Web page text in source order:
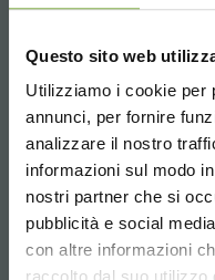
Questo sito web
Utilizziamo i cookie per
annunci, per fornire
analizzare il nostro
informazioni sul modo
nostri partner che si
pubblicità e social
con altre informazioni
Choose the
language for a
Von
TAUCHE
Ein kleines
5 % Rabattauf